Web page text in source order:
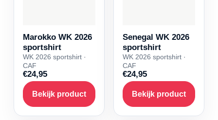
Marokko WK 2026
sportshirt
WK 2026 sportshirt ·
CAF
€24,95
Bekijk product
Senegal WK 2026
sportshirt
WK 2026 sportshirt ·
CAF
€24,95
Bekijk product